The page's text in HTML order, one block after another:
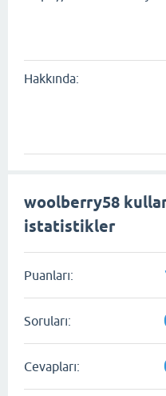
Hakkında:
woolberry58
istatistikler
Puanları:
Soruları:
Cevapları: